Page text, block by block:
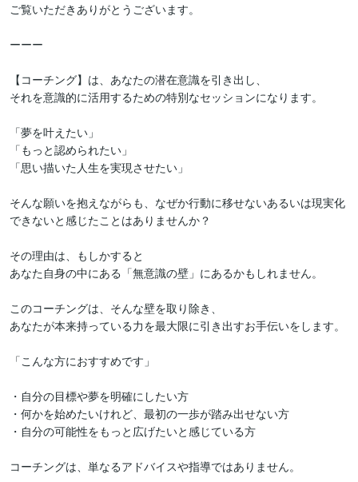
ご覧いただきありがとうございます。
ーーー
【コーチング】は、あなたの潜在意識を引き出し、
それを意識的に活用するための特別なセッションになります。
「夢を叶えたい」
「もっと認められたい」
「思い描いた人生を実現させたい」
そんな願いを抱えながらも、なぜか行動に移せないあるいは現実化
できないと感じたことはありませんか？
その理由は、もしかすると
あなた自身の中にある「無意識の壁」にあるかもしれません。
このコーチングは、そんな壁を取り除き、
あなたが本来持っている力を最大限に引き出すお手伝いをします。
「こんな方におすすめです」
・自分の目標や夢を明確にしたい方
・何かを始めたいけれど、最初の一歩が踏み出せない方
・自分の可能性をもっと広げたいと感じている方
コーチングは、単なるアドバイスや指導ではありません。